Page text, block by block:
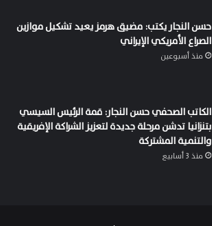
حسن النجار يكتب: مضيق هرمز يعيد تشكيل موازين
الصراع الأمريكي الإيراني
منذ أسبوعين
الكاتب الصحفي حسن النجار: قمة الرئيس السيسي
بتنزانيا تدشن مرحلة جديدة لتعزيز الشراكة الإفريقية
والتنمية المشتركة
منذ 3 أسابيع